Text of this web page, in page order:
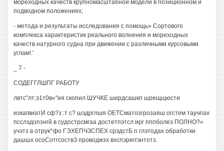
мореходных качеств крупномасштабной модели в позиционном и
подводном положениях;
- метода и результаты исследования с помощь» Сортового
комплекса характеристик реального волнения и мореходных
качеств натурного судна при движении с различными курсовыми
углам!.'
_ 7 -
СОДЕГГЛШПГ РАБОТУ
лвтс"лт;э1т0в«"ия скопил ШУЧКЕ ширдсашкп шрещщюсти
изкагвиатИ сф?з::т с? шэдрглшя ОЕТСматозгрозаяш огстем таучпах
псслэдопзнгй в судострсмгаа достетпэтсл ирг пппболеэ ПОЛНО?«
учэтз в отрук^фо ГЭХЕПЧЗСПЕХ срэдстБ п глэтодах обработки
дашшх осоСотгсоствЗ проводжзх вхспэряггэнтотз.